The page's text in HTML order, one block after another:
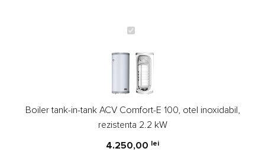
Boiler
in-
tank
ACV
E
100,
Boiler tank-in-tank ACV Comfort-E 100, otel inoxidabil,
rezistenta 2.2 kW
4.250,00 lei